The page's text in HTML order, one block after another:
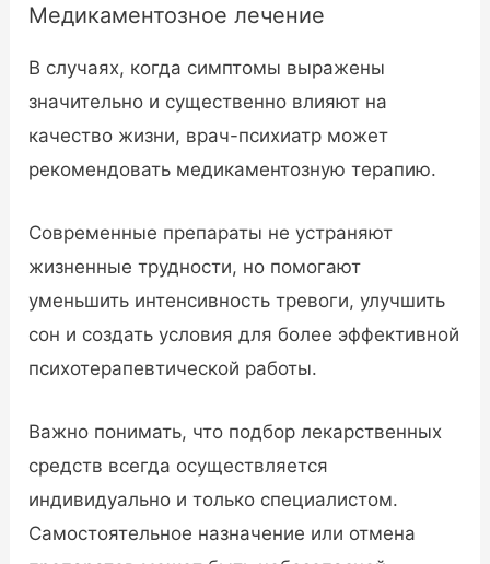
Медикаментозное лечение
В случаях, когда симптомы выражены
значительно и существенно влияют на
качество жизни, врач-психиатр может
рекомендовать медикаментозную терапию.
Современные препараты не устраняют
жизненные трудности, но помогают
уменьшить интенсивность тревоги, улучшить
сон и создать условия для более эффективной
психотерапевтической работы.
Важно понимать, что подбор лекарственных
средств всегда осуществляется
индивидуально и только специалистом.
Самостоятельное назначение или отмена